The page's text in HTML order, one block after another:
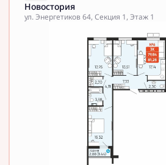
Новостория
ул. Энергетиков 64, Секция 1, Этаж 1